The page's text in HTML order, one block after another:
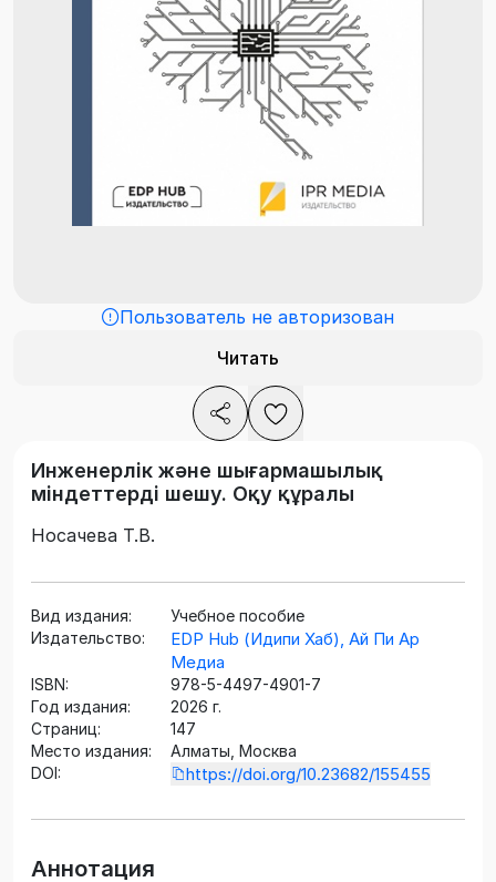
Пользователь не авторизован
Читать
Инженерлік және шығармашылық
міндеттерді шешу. Оқу құралы
Носачева Т.В.
Вид издания:
Учебное пособие
Издательство:
EDP Hub (Идипи Хаб), Ай Пи Ар
Медиа
ISBN:
978-5-4497-4901-7
Год издания:
2026 г.
Страниц:
147
Место издания:
Алматы, Москва
DOI:
https://doi.org/10.23682/155455
Аннотация